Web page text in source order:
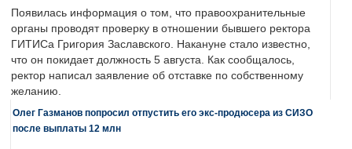
Появилась информация о том, что правоохранительные
органы проводят проверку в отношении бывшего ректора
ГИТИСа Григория Заславского. Накануне стало известно,
что он покидает должность 5 августа. Как сообщалось,
ректор написал заявление об отставке по собственному
желанию.
Олег Газманов попросил отпустить его экс-продюсера из СИЗО
после выплаты 12 млн